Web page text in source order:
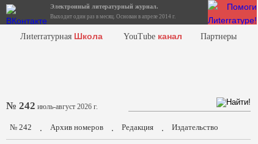
Электронный литературный журнал.
Выходит один раз в месяц. Основан в апреле 2014 г.
Лиterraтурная Школа YouTube канал Партнеры
№ 242 июль-август 2026 г.
№ 242 . Архив номеров . Редакция . Издательство